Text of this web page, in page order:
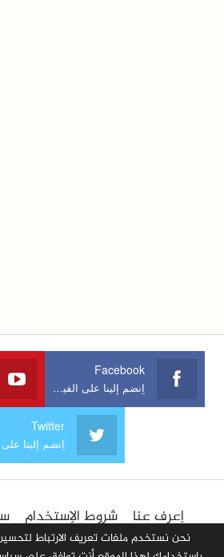
Facebook
اِنضم إلينا على الفيسبوك
Twitter
اِنضم إلينا على
اِعرف عنا شروط الإستخدام
الإعلان في الموقع
اِتصلنحن نستخدم ملفات تعريف الارتباط